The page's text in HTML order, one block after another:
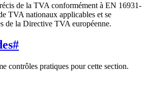
de la TVA conformément à EN 16931-
TVA nationaux applicables et se
de la Directive TVA européenne.
#
contrôles pratiques pour cette section.